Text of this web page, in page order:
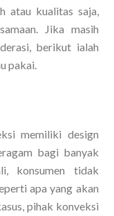
atau kualitas saja,
Jika masih
berikut ialah
pakai.
memiliki design
bagi banyak
konsumen tidak
apa yang akan
pihak konveksi